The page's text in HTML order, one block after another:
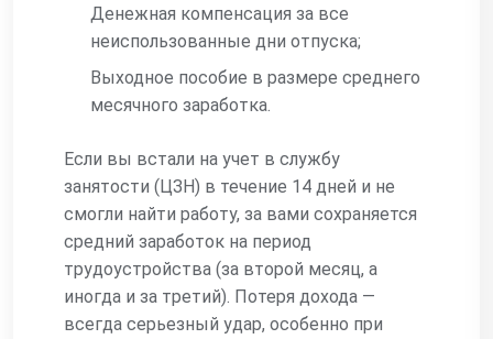
Денежная компенсация за все
неиспользованные дни отпуска;
Выходное пособие в размере среднего
месячного заработка.
Если вы встали на учет в службу
занятости (ЦЗН) в течение 14 дней и не
смогли найти работу, за вами сохраняется
средний заработок на период
трудоустройства (за второй месяц, а
иногда и за третий). Потеря дохода —
всегда серьезный удар, особенно при